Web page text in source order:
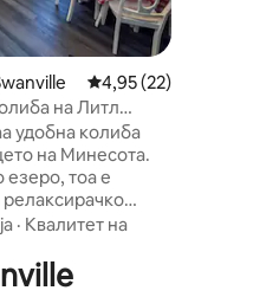
Просечна оцена:
4,95 (22)
на Литл
удобна колиба
на Минесота.
тоа е
во неверојатен
2 приватни
скара и сите
рустикален,
· Квалитет на